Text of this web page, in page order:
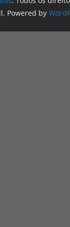
Powered by